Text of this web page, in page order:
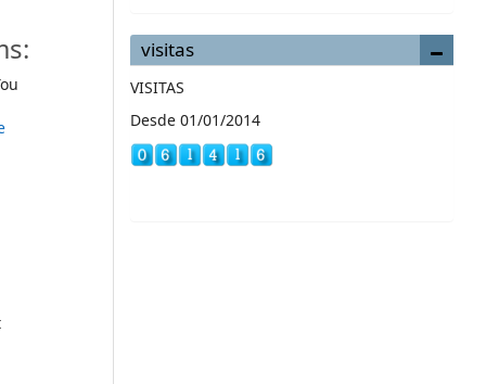
visitas
VISITAS
Desde 01/01/2014